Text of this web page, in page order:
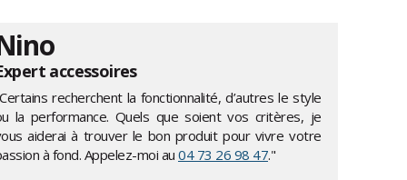
accessoires
recherchent la fonctionnalité, d’autres le style
la performance. Quels que soient vos critères, je
aiderai à trouver le bon produit pour vivre votre
à fond. Appelez-moi au 04 73 26 98 47."